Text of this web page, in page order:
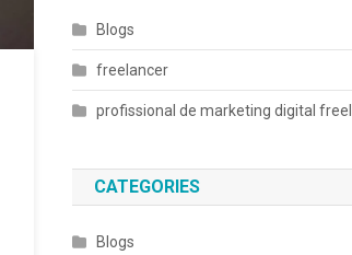
Blogs
freelancer
profissional de marketing digital
CATEGORIES
Blogs